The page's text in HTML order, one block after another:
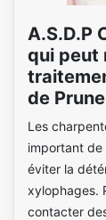
A.S.D.P
qui peut
de
Les
important de
éviter la
xylophages.
contacter